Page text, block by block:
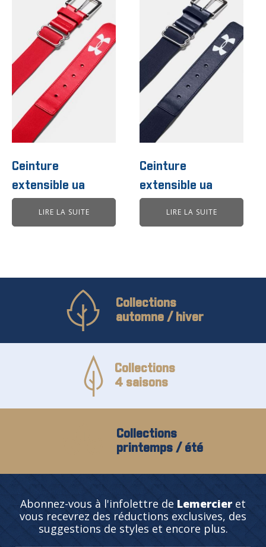
Ceinture
extensible ua
LIRE LA SUITE
Ceinture
extensible ua
LIRE LA SUITE
Collections
automne / hiver
Collections
4 saisons
Collections
printemps / été
Abonnez-vous à l'infolettre de Lemercier et
vous recevrez des réductions exclusives, des
suggestions de styles et encore plus.